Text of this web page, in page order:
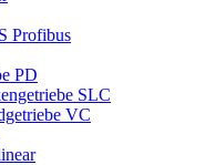
Profibus
PD
SLC
VC